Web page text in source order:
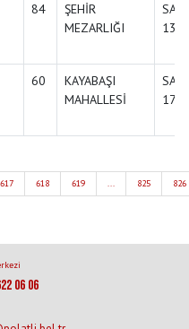
84
ŞEHİR
MEZARLIĞI
60
KAYABAŞI
MAHALLESİ
617 618 619 ... 825 826
06 06